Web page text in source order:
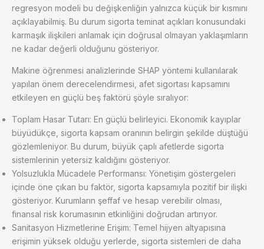
regresyon modeli bu değişkenliğin yalnızca küçük bir kısmını
açıklayabilmiş. Bu durum sigorta teminat açıkları konusundaki
karmaşık ilişkileri anlamak için doğrusal olmayan yaklaşımların
ne kadar değerli olduğunu gösteriyor.
Makine öğrenmesi analizlerinde SHAP yöntemi kullanılarak
yapılan önem derecelendirmesi, afet sigortası kapsamını
etkileyen en güçlü beş faktörü şöyle sıralıyor:
Toplam Hasar Tutarı: En güçlü belirleyici. Ekonomik kayıplar
büyüdükçe, sigorta kapsam oranının belirgin şekilde düştüğü
gözlemleniyor. Bu durum, büyük çaplı afetlerde sigorta
sistemlerinin yetersiz kaldığını gösteriyor.
Yolsuzlukla Mücadele Performansı: Yönetişim göstergeleri
içinde öne çıkan bu faktör, sigorta kapsamıyla pozitif bir ilişki
gösteriyor. Kurumların şeffaf ve hesap verebilir olması,
finansal risk korumasının etkinliğini doğrudan artırıyor.
Sanitasyon Hizmetlerine Erişim: Temel hijyen altyapısına
erişimin yüksek olduğu yerlerde, sigorta sistemleri de daha